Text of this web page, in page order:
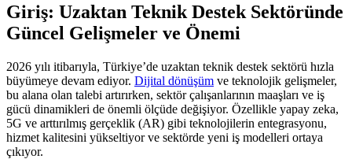
Giriş: Uzaktan Teknik Destek Sektöründe
Güncel Gelişmeler ve Önemi
2026 yılı itibarıyla, Türkiye’de uzaktan teknik destek sektörü hızla
büyümeye devam ediyor. Dijital dönüşüm ve teknolojik gelişmeler,
bu alana olan talebi artırırken, sektör çalışanlarının maaşları ve iş
gücü dinamikleri de önemli ölçüde değişiyor. Özellikle yapay zeka,
5G ve arttırılmış gerçeklik (AR) gibi teknolojilerin entegrasyonu,
hizmet kalitesini yükseltiyor ve sektörde yeni iş modelleri ortaya
çıkıyor.